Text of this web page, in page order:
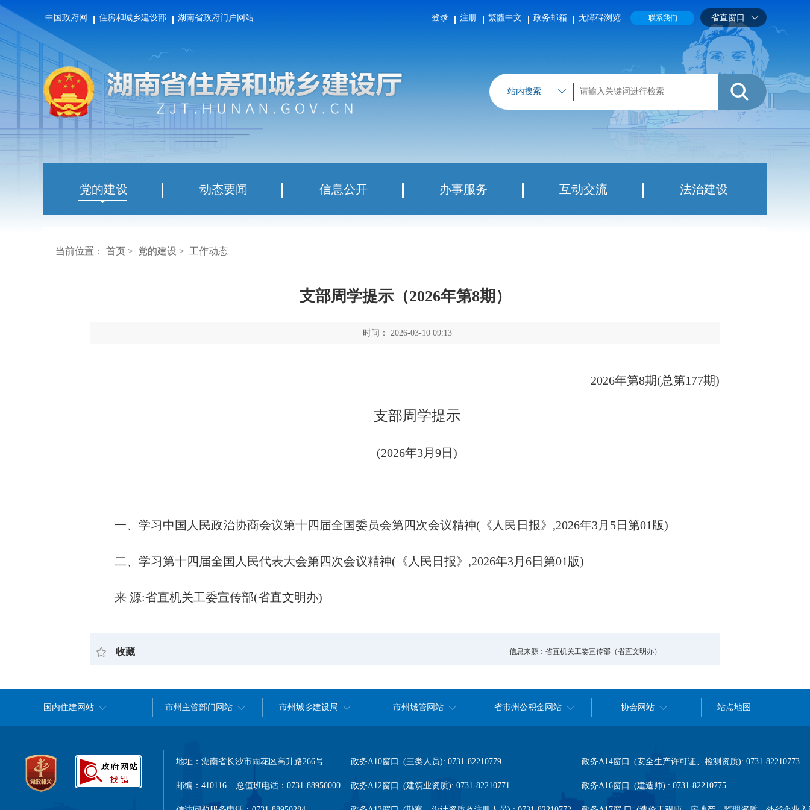
中国政府网 住房和城乡建设部 湖南省政府门户网站 登录 注册 繁體中文 政务邮箱 无障碍浏览 联系我们 省直窗口
站内搜索
党的建设 动态要闻 信息公开 办事服务 互动交流 法治建设
当前位置： 首页 > 党的建设 > 工作动态
支部周学提示（2026年第8期）
时间： 2026-03-10 09:13
2026年第8期(总第177期)
支部周学提示
(2026年3月 9日 )
一、学习中国人民政治协商会议第十四届全国委员会第四次会议精神( 《人民日报》,2026年3月 5日第01版)
二、学习第十四届全国人民代表大会第四次会议精神( 《人民日报》,2026年3月 6日第01版)
来 源:省直机关工委宣传部(省直文明办)
收藏 信息来源：省直机关工委宣传部（省直文明办）
国内住建网站 市州主管部门网站 市州城乡建设局 市州城管网站 省市州公积金网站 协会网站 站点地图
地址：湖南省长沙市雨花区高升路266号
邮编：410116 总值班电话：0731-88950000
政务A10窗口 (三类人员): 0731-82210779
政务A12窗口 (建筑业资质): 0731-82210771
政务A14窗口 (安全生产许可证、检测资质): 0731-82210773
政务A16窗口 (建造师) : 0731-82210775